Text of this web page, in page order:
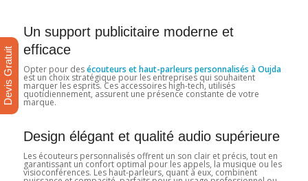
Un support publicitaire moderne et
efficace
Opter pour desécouteurs et haut-parleurs personnalisés à Oujda
est un choix stratégique pour les entreprises qui souhaitent
marquer les esprits. Ces accessoires high-tech, utilisés
quotidiennement, assurent une présence constante de votre
marque.
Design élégant et qualité audio supérieure
Les écouteurs personnalisés offrent un son clair et précis, tout en
garantissant un confort optimal pour les appels, la musique ou les
visioconférences. Les haut-parleurs, quant à eux, combinent
Devis Gratuit